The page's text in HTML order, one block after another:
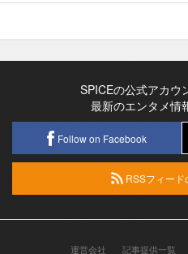
SPICEの公式アカウ
最新のエンタメ情
Follow on Facebook
RSSフィード
運営会社 記事提供一覧